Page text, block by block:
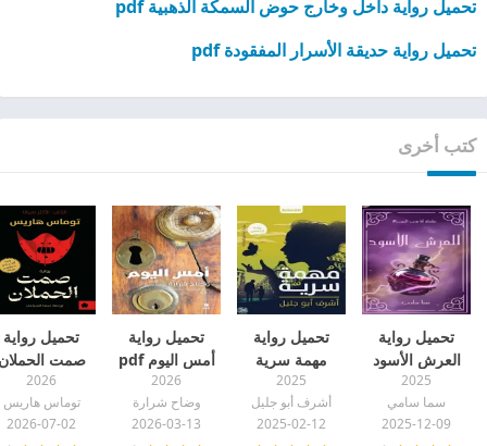
تحميل رواية داخل وخارج حوض السمكة الذهبية pdf
تحميل رواية حديقة الأسرار المفقودة pdf
كتب أخرى
تحميل رواية
العرش الأسود
pdf
2025
سما سامي
2025-12-09
تحميل رواية
مهمة سرية
أشرف أبو جليل
pdf
2025
أشرف أبو جليل
2025-02-12
تحميل رواية
أمس اليوم pdf
2026
وضاح شرارة
2026-03-13
تحميل رواية
صمت
pdf
2026
توماس هاريس
2026-07-02